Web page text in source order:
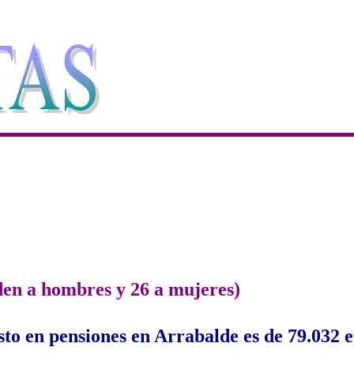
a hombres y 26 a mujeres)
en pensiones en Arrabalde es de 79.032